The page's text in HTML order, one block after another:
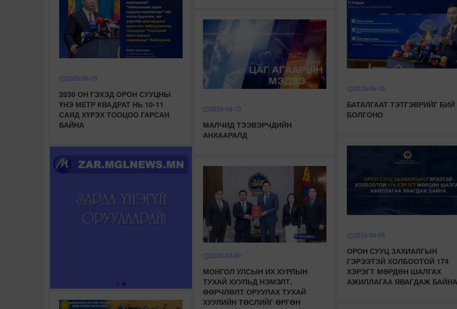
schedule2026-06-10
2030 ОН ГЭХЭД ОРОН СУУЦНЫ
ҮНЭ МЕТР КВАДРАТ НЬ 10-11
САЯД ХҮРЭХ ТООЦОО ГАРСАН
БАЙНА
schedule2026-06-10
БАТАЛГААТ ТЭТГЭВРИЙГ БИЙ
БОЛГОНО
schedule2026-06-10
МАЛЧИД ТЭЭВЭРЧДИЙН
АНХААРАЛД
schedule2026-06-09
ОРОН СУУЦ ЗАХИАЛГЫН
ГЭРЭЭТЭЙ ХОЛБООТОЙ 174
ХЭРЭГТ МӨРДӨН ШАЛГАХ
АЖИЛЛАГАА ЯВАГДАЖ БАЙНА
schedule2026-03-09
МОНГОЛ УЛСЫН ИХ ХУРЛЫН
ТУХАЙ ХУУЛЬД НЭМЭЛТ,
ӨӨРЧЛӨЛТ ОРУУЛАХ ТУХАЙ
ХУУЛИЙН ТӨСЛИЙГ ӨРГӨН